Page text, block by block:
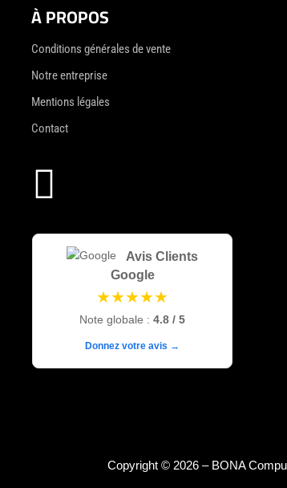
À PROPOS
Conditions générales de vente
Notre entreprise
Mentions légales
Contact

Avis Clients
Google
★★★★★
Note globale : 4.8 / 5
Donnez votre avis →
Copyright © 2026 – BONA